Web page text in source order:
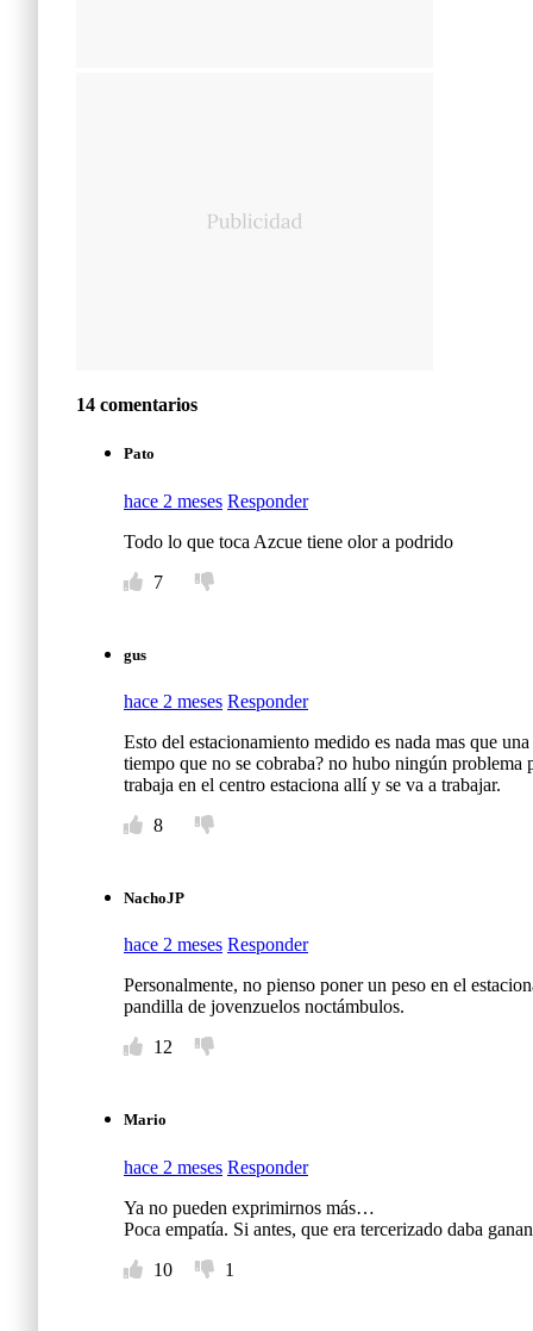
14 comentarios
Pato
hace 2 meses Responder
Todo lo que toca Azcue tiene olor a podrido
7
gus
hace 2 meses Responder
Esto del estacionamiento medido es nada mas que
tiempo que no se cobraba? no hubo ningún problema
trabaja en el centro estaciona allí y se va a trabajar.
8
NachoJP
hace 2 meses Responder
Personalmente, no pienso poner un peso en el
pandilla de jovenzuelos noctámbulos.
12
Mario
hace 2 meses Responder
Ya no pueden exprimirnos más…
Poca empatía. Si antes, que era tercerizado daba
10
1